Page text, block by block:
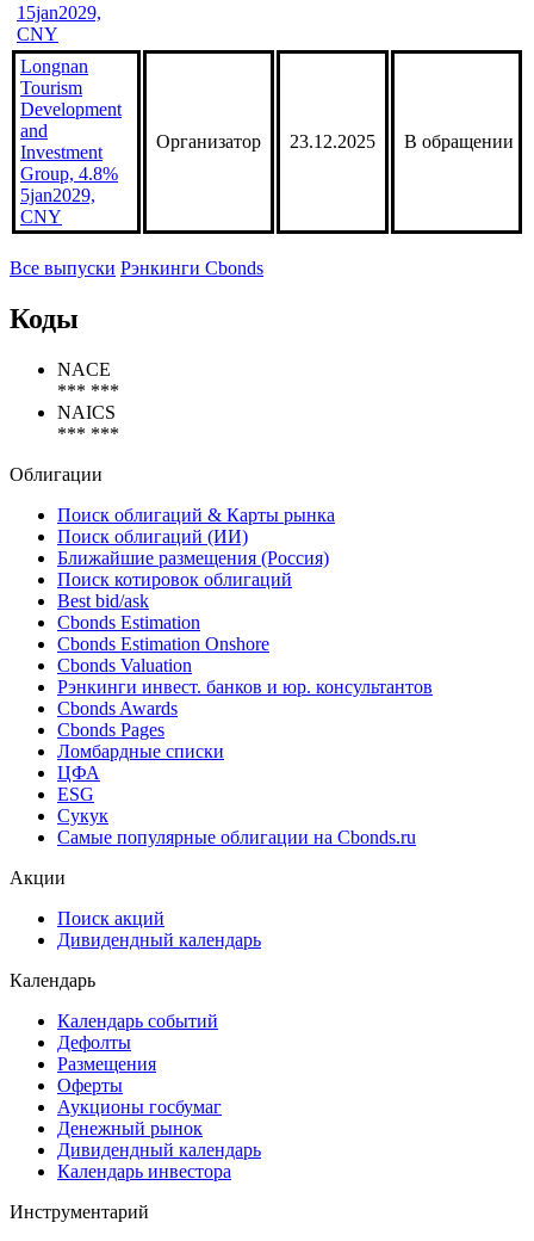
15jan2029,
CNY
Longnan
Tourism
Development
and
Investment
Group, 4.8%
5jan2029,
CNY
Организатор 23.12.2025 В обращении
Все выпуски Рэнкинги Cbonds
Коды
NACE
*** ***
NAICS
*** ***
Облигации
Поиск облигаций & Карты рынка
Поиск облигаций (ИИ)
Ближайшие размещения (Россия)
Поиск котировок облигаций
Best bid/ask
Cbonds Estimation
Cbonds Estimation Onshore
Cbonds Valuation
Рэнкинги инвест. банков и юр. консультантов
Cbonds Awards
Cbonds Pages
Ломбардные списки
ЦФА
ESG
Сукук
Самые популярные облигации на Cbonds.ru
Акции
Поиск акций
Дивидендный календарь
Календарь
Календарь событий
Дефолты
Размещения
Оферты
Аукционы госбумаг
Денежный рынок
Дивидендный календарь
Календарь инвестора
Инструментарий